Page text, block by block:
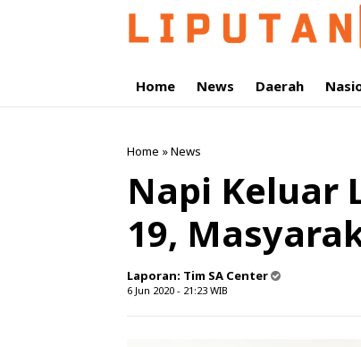
Home News Daerah
Home »News
Napi Keluar
19,
Laporan: Tim SA Center
6 Jun 2020 - 21:23 WIB